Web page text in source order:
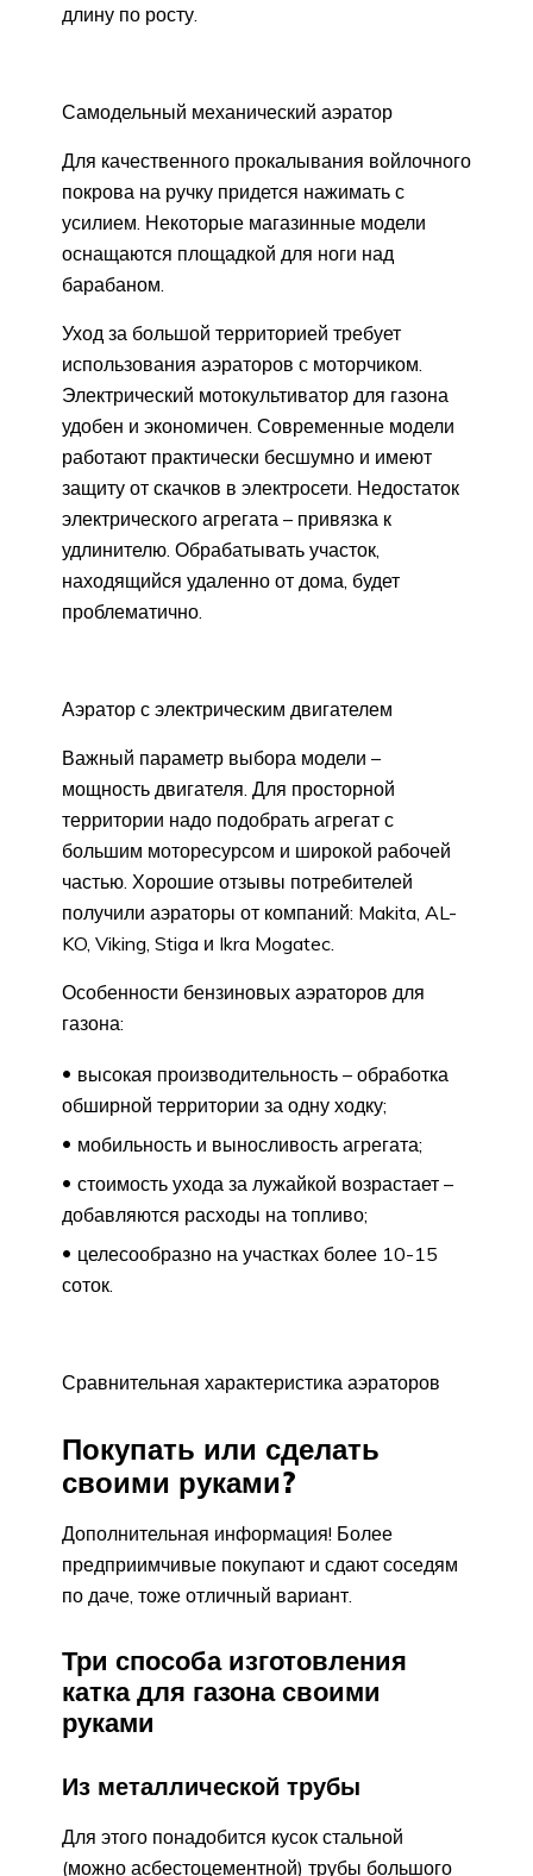
длину по росту.
Самодельный механический аэратор
Для качественного прокалывания войлочного
покрова на ручку придется нажимать с
усилием. Некоторые магазинные модели
оснащаются площадкой для ноги над
барабаном.
Уход за большой территорией требует
использования аэраторов с моторчиком.
Электрический мотокультиватор для газона
удобен и экономичен. Современные модели
работают практически бесшумно и имеют
защиту от скачков в электросети. Недостаток
электрического агрегата – привязка к
удлинителю. Обрабатывать участок,
находящийся удаленно от дома, будет
проблематично.
Аэратор с электрическим двигателем
Важный параметр выбора модели –
мощность двигателя. Для просторной
территории надо подобрать агрегат с
большим моторесурсом и широкой рабочей
частью. Хорошие отзывы потребителей
получили аэраторы от компаний: Makita, AL-
KO, Viking, Stiga и Ikra Mogatec.
Особенности бензиновых аэраторов для
газона:
высокая производительность – обработка
обширной территории за одну ходку;
мобильность и выносливость агрегата;
стоимость ухода за лужайкой возрастает –
добавляются расходы на топливо;
целесообразно на участках более 10-15
соток.
Сравнительная характеристика аэраторов
Покупать или сделать
своими руками?
Дополнительная информация! Более
предприимчивые покупают и сдают соседям
по даче, тоже отличный вариант.
Три способа изготовления
катка для газона своими
руками
Из металлической трубы
Для этого понадобится кусок стальной
(можно асбестоцементной) трубы большого